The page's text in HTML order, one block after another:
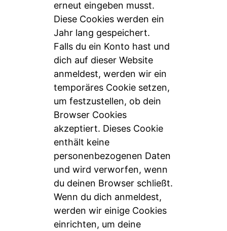
erneut eingeben musst.
Diese Cookies werden ein
Jahr lang gespeichert.
Falls du ein Konto hast und
dich auf dieser Website
anmeldest, werden wir ein
temporäres Cookie setzen,
um festzustellen, ob dein
Browser Cookies
akzeptiert. Dieses Cookie
enthält keine
personenbezogenen Daten
und wird verworfen, wenn
du deinen Browser schließt.
Wenn du dich anmeldest,
werden wir einige Cookies
einrichten, um deine